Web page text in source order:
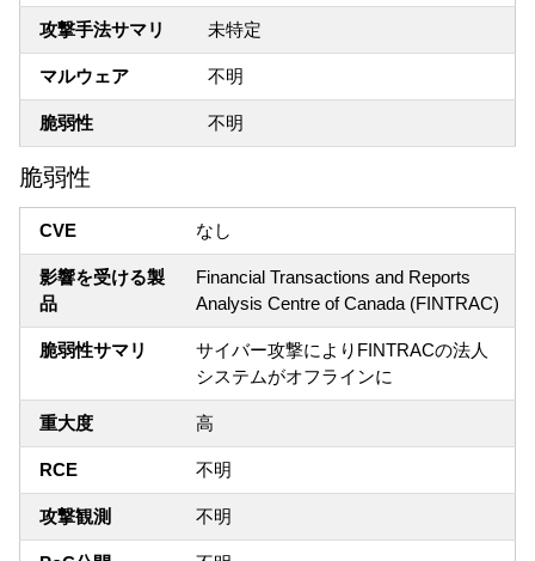
攻撃手法サマリ 未特定
マルウェア 不明
脆弱性 不明
脆弱性
CVE なし
影響を受ける製
品
Financial Transactions and Reports
Analysis Centre of Canada (FINTRAC)
脆弱性サマリ
サイバー攻撃によりFINTRACの法人
システムがオフラインに
重大度 高
RCE 不明
攻撃観測 不明